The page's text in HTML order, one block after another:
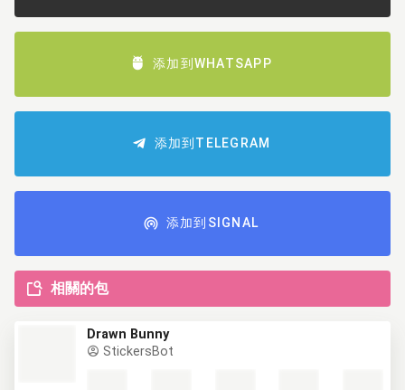
添加到WHATSAPP
添加到TELEGRAM
添加到SIGNAL
相關的包
Drawn Bunny
StickersBot